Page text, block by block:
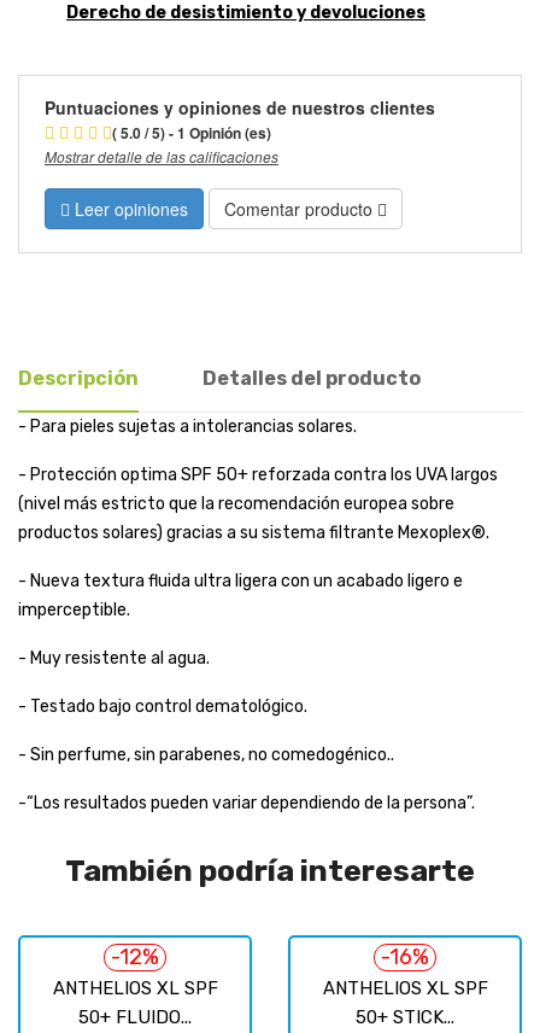
Derecho de desistimiento y devoluciones
Puntuaciones y opiniones de nuestros clientes
( 5.0 / 5) - 1 Opinión (es)
Mostrar detalle de las calificaciones
Leer opiniones Comentar producto
Descripción Detalles del producto
- Para pieles sujetas a intolerancias solares.
- Protección optima SPF 50+ reforzada contra los UVA largos
(nivel más estricto que la recomendación europea sobre
productos solares) gracias a su sistema filtrante Mexoplex®.
- Nueva textura fluida ultra ligera con un acabado ligero e
imperceptible.
- Muy resistente al agua.
- Testado bajo control dematológico.
- Sin perfume, sin parabenes, no comedogénico..
-“Los resultados pueden variar dependiendo de la persona”.
También podría interesarte
ANTHELIOS XL SPF
50+ FLUIDO...
-12%
ANTHELIOS XL SPF
50+ STICK...
-16%